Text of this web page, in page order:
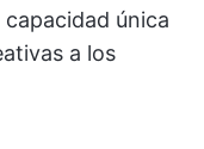
única
a los